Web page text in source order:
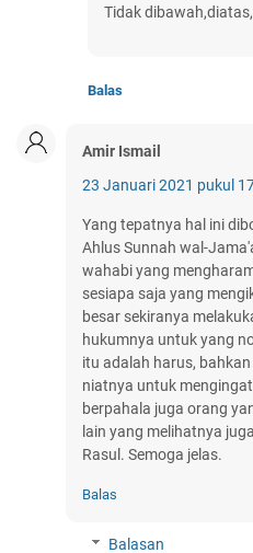
Tidak
Balas
Amir Ismail
23 Januari 2021 pukul
Yang tepatnya hal ini
Ahlus Sunnah wal-
wahabi yang
sesiapa saja yang
besar sekiranya
hukumnya untuk yang
itu adalah harus,
niatnya untuk
berpahala juga orang
lain yang melihatnya
Rasul. Semoga jelas.
Balas
Balasan